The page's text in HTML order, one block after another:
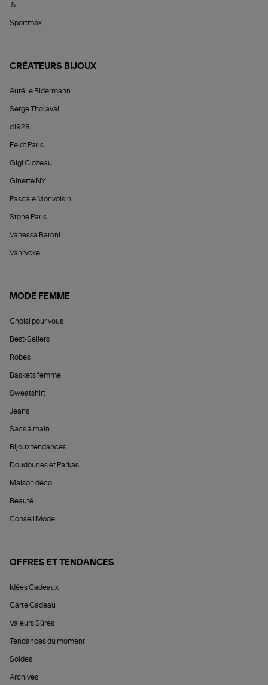
&
Sportmax
CRÉATEURS BIJOUX
Aurélie Bidermann
Serge Thoraval
d1928
Feidt Paris
Gigi Clozeau
Ginette NY
Pascale Monvoisin
Stone Paris
Vanessa Baroni
Vanrycke
MODE FEMME
Choisi pour vous
Best-Sellers
Robes
Baskets femme
Sweatshirt
Jeans
Sacs à main
Bijoux tendances
Doudounes et Parkas
Maison déco
Beauté
Conseil Mode
OFFRES ET TENDANCES
Idées Cadeaux
Carte Cadeau
Valeurs Sûres
Tendances du moment
Soldes
Archives